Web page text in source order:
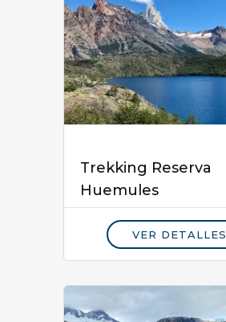
Trekking Reserva
Huemules
VER DETALLES